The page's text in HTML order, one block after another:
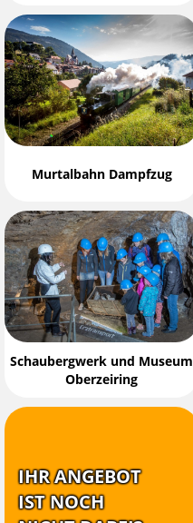
Murtalbahn Dampfzug
Schaubergwerk und Museum
Oberzeiring
IHR ANGEBOT
IST NOCH